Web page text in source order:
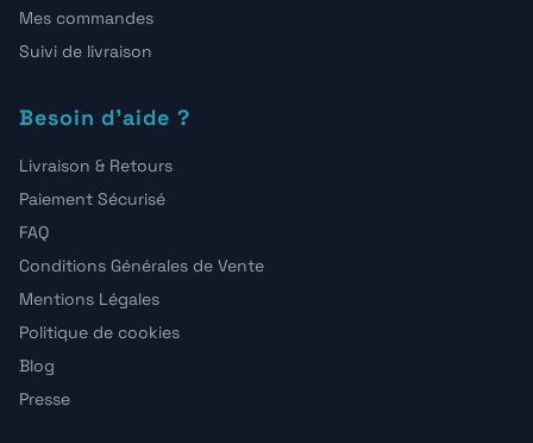
Mes commandes
Suivi de livraison
Besoin d'aide ?
Livraison & Retours
Paiement Sécurisé
FAQ
Conditions Générales de Vente
Mentions Légales
Politique de cookies
Blog
Presse